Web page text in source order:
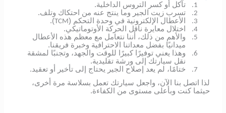
1. تآكل أو كسر التروس الداخلية.
2. تسرب زيت الجير وما ينتج عنه من احتكاك وتلف.
3. الأعطال الإلكترونية في وحدة التحكم (TCM
).
4. اختلال معايرة ناقل الحركة الأوتوماتيكي.
5.
والأهم من ذلك، أننا نتعامل مع معظم هذه الأعطال
ميدانيًا بفضل معداتنا الاحترافية وخبرة فريقنا.
6.
وهذا يعني توفيرًا كبيرًا للوقت والجهد، وتجنبًا لمشقة
نقل سيارتك إلى ورشة تقليدية.
7.
ختامًا، لم يعد إصلاح الجير يحتاج إلى تأخير أو تعقيد.
لذا اتصل بنا الآن، واجعل سيارتك تعمل بسلاسة مرة أخرى،
حيثما كنت وبأعلى مستوى من الكفاءة.